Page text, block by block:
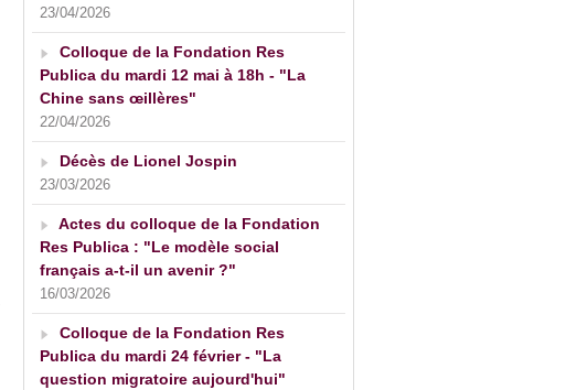
23/04/2026
Colloque de la Fondation Res
Publica du mardi 12 mai à 18h - "La
Chine sans œillères"
22/04/2026
Décès de Lionel Jospin
23/03/2026
Actes du colloque de la Fondation
Res Publica : "Le modèle social
français a-t-il un avenir ?"
16/03/2026
Colloque de la Fondation Res
Publica du mardi 24 février - "La
question migratoire aujourd'hui"